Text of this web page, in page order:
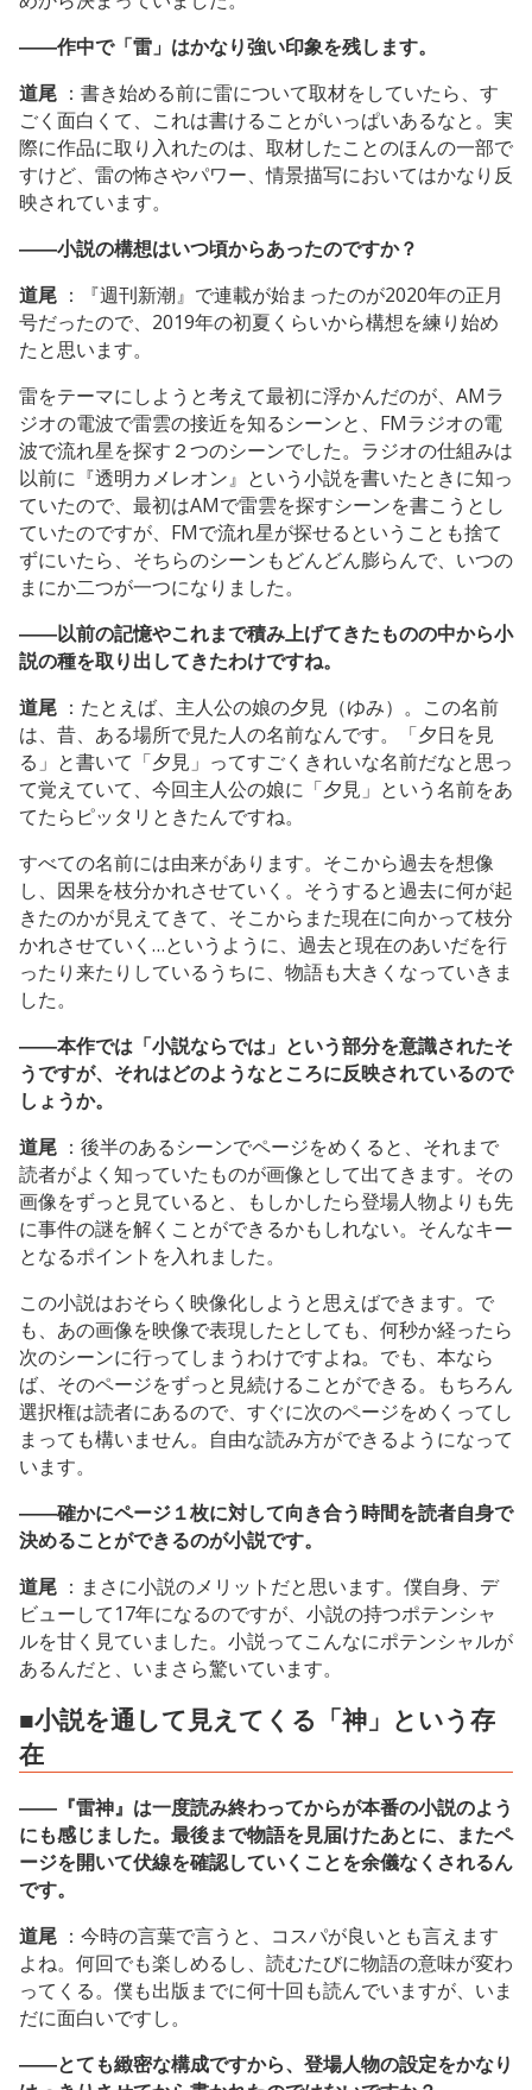
――作中で「雷」はかなり強い印象を残します。
道尾 ：書き始める前に雷について取材をしていたら、す
ごく面白くて、これは書けることがいっぱいあるなと。実
際に作品に取り入れたのは、取材したことのほんの一部で
すけど、雷の怖さやパワー、情景描写においてはかなり反
映されています。
――小説の構想はいつ頃からあったのですか？
道尾 ：『週刊新潮』で連載が始まったのが2020年の正月
号だったので、2019年の初夏くらいから構想を練り始め
たと思います。
雷をテーマにしようと考えて最初に浮かんだのが、AMラ
ジオの電波で雷雲の接近を知るシーンと、FMラジオの電
波で流れ星を探す２つのシーンでした。ラジオの仕組みは
以前に『透明カメレオン』という小説を書いたときに知っ
ていたので、最初はAMで雷雲を探すシーンを書こうとし
ていたのですが、FMで流れ星が探せるということも捨て
ずにいたら、そちらのシーンもどんどん膨らんで、いつの
まにか二つが一つになりました。
――以前の記憶やこれまで積み上げてきたものの中から小
説の種を取り出してきたわけですね。
道尾 ：たとえば、主人公の娘の夕見（ゆみ）。この名前
は、昔、ある場所で見た人の名前なんです。「夕日を見
る」と書いて「夕見」ってすごくきれいな名前だなと思っ
て覚えていて、今回主人公の娘に「夕見」という名前をあ
てたらピッタリときたんですね。
すべての名前には由来があります。そこから過去を想像
し、因果を枝分かれさせていく。そうすると過去に何が起
きたのかが見えてきて、そこからまた現在に向かって枝分
かれさせていく…というように、過去と現在のあいだを行
ったり来たりしているうちに、物語も大きくなっていきま
した。
――本作では「小説ならでは」という部分を意識されたそ
うですが、それはどのようなところに反映されているので
しょうか。
道尾 ：後半のあるシーンでページをめくると、それまで
読者がよく知っていたものが画像として出てきます。その
画像をずっと見ていると、もしかしたら登場人物よりも先
に事件の謎を解くことができるかもしれない。そんなキー
となるポイントを入れました。
この小説はおそらく映像化しようと思えばできます。で
も、あの画像を映像で表現したとしても、何秒か経ったら
次のシーンに行ってしまうわけですよね。でも、本なら
ば、そのページをずっと見続けることができる。もちろん
選択権は読者にあるので、すぐに次のページをめくってし
まっても構いません。自由な読み方ができるようになって
います。
――確かにページ１枚に対して向き合う時間を読者自身で
決めることができるのが小説です。
道尾 ：まさに小説のメリットだと思います。僕自身、デ
ビューして17年になるのですが、小説の持つポテンシャ
ルを甘く見ていました。小説ってこんなにポテンシャルが
あるんだと、いまさら驚いています。
■小説を通して見えてくる「神」という存
在
――『雷神』は一度読み終わってからが本番の小説のよう
にも感じました。最後まで物語を見届けたあとに、またペ
ージを開いて伏線を確認していくことを余儀なくされるん
です。
道尾 ：今時の言葉で言うと、コスパが良いとも言えます
よね。何回でも楽しめるし、読むたびに物語の意味が変わ
ってくる。僕も出版までに何十回も読んでいますが、いま
だに面白いですし。
――とても緻密な構成ですから、登場人物の設定をかなり